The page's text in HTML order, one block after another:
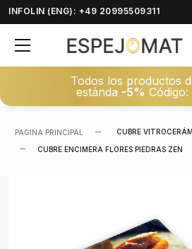
INFOLIN (ENG): +49 20995509311
Todos los productos
estánda -5% Código:
PAGINA PRINCIPAL CUBRE
CUBRE ENCIMERA FLORES PIEDRAS ZEN